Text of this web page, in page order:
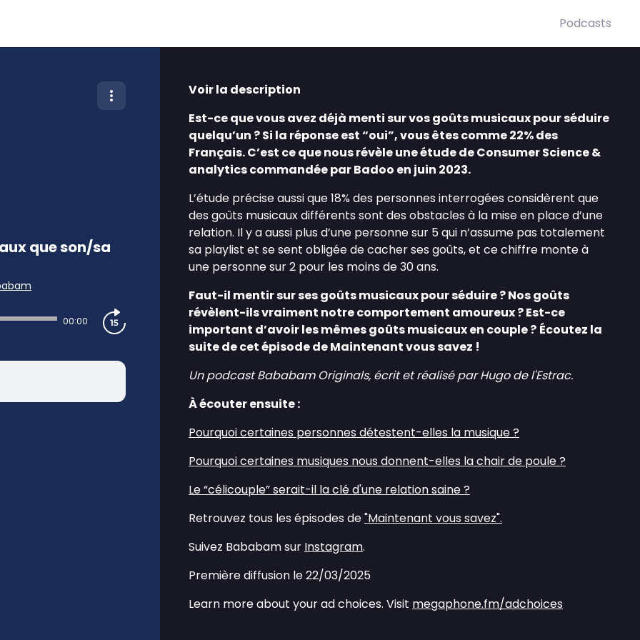
Podcasts
que son/sa
00:00
Voir la description
Est-ce que vous avez déjà menti sur vos goûts musicaux pour séduire
quelqu’un ? Si la réponse est “oui”, vous êtes comme 22% des
Français. C’est ce que nous révèle une étude de Consumer Science &
analytics commandée par Badoo en juin 2023.
L’étude précise aussi que 18% des personnes interrogées considèrent que
des goûts musicaux différents sont des obstacles à la mise en place d’une
relation. Il y a aussi plus d’une personne sur 5 qui n’assume pas totalement
sa playlist et se sent obligée de cacher ses goûts, et ce chiffre monte à
une personne sur 2 pour les moins de 30 ans.
Faut-il mentir sur ses goûts musicaux pour séduire ? Nos goûts
révèlent-ils vraiment notre comportement amoureux ? Est-ce
important d’avoir les mêmes goûts musicaux en couple ? Écoutez la
suite de cet épisode de Maintenant vous savez !
Un podcast Bababam Originals, écrit et réalisé par Hugo de l'Estrac.
À écouter ensuite :
⁠Pourquoi certaines personnes détestent-elles la musique ?⁠
⁠Pourquoi certaines musiques nous donnent-elles la chair de poule ?⁠
⁠Le “célicouple” serait-il la clé d'une relation saine ?⁠
Retrouvez tous les épisodes de⁠"Maintenant vous savez".⁠
Suivez Bababam sur ⁠Instagram⁠.
Première diffusion le 22/03/2025
Learn more about your ad choices. Visit megaphone.fm/adchoices